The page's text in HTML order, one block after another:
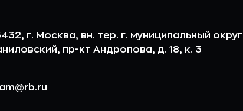
г. Москва, вн. тер. г. муниципальный округ
пр-кт Андропова, д. 18, к. 3